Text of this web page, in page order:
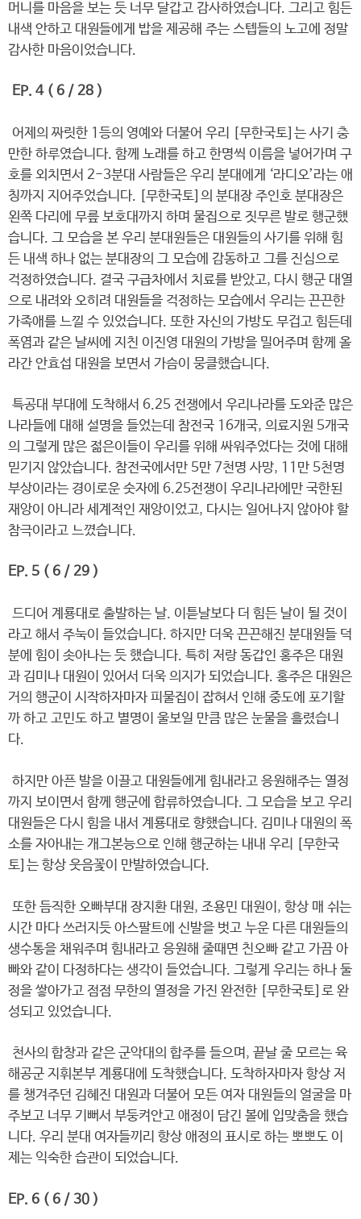
머니를 마음을 보는 듯 너무 달갑고 감사하였습니다. 그리고 힘든
내색 안하고 대원들에게 밥을 제공해 주는 스텝들의 노고에 정말
감사한 마음이었습니다.
EP. 4 ( 6 / 28 )
어제의 짜릿한 1등의 영예와 더불어 우리 [무한국토]는 사기 충
만한 하루였습니다. 함께 노래를 하고 한명씩 이름을 넣어가며 구
호를 외치면서 2-3분대 사람들은 우리 분대에게 ‘라디오’라는 애
칭까지 지어주었습니다. [무한국토]의 분대장 주인호 분대장은
왼쪽 다리에 무릎 보호대까지 하며 물집으로 짓무른 발로 행군했
습니다. 그 모습을 본 우리 분대원들은 대원들의 사기를 위해 힘
든 내색 하나 없는 분대장의 그 모습에 감동하고 그를 진심으로
걱정하였습니다. 결국 구급차에서 치료를 받았고, 다시 행군 대열
으로 내려와 오히려 대원들을 걱정하는 모습에서 우리는 끈끈한
가족애를 느낄 수 있었습니다. 또한 자신의 가방도 무겁고 힘든데
폭염과 같은 날씨에 지친 이진영 대원의 가방을 밀어주며 함께 올
라간 안효섭 대원을 보면서 가슴이 뭉클했습니다.
특공대 부대에 도착해서 6.25 전쟁에서 우리나라를 도와준 많은
나라들에 대해 설명을 들었는데 참전국 16개국, 의료지원 5개국
의 그렇게 많은 젊은이들이 우리를 위해 싸워주었다는 것에 대해
믿기지 않았습니다. 참전국에서만 5만 7천명 사망, 11만 5천명
부상이라는 경이로운 숫자에 6.25전쟁이 우리나라에만 국한된
재앙이 아니라 세계적인 재앙이었고, 다시는 일어나지 않아야 할
참극이라고 느꼈습니다.
EP. 5 ( 6 / 29 )
드디어 계룡대로 출발하는 날. 이튿날보다 더 힘든 날이 될 것이
라고 해서 주눅이 들었습니다. 하지만 더욱 끈끈해진 분대원들 덕
분에 힘이 솟아나는 듯 했습니다. 특히 저랑 동갑인 홍주은 대원
과 김미나 대원이 있어서 더욱 의지가 되었습니다. 홍주은 대원은
거의 행군이 시작하자마자 피물집이 잡혀서 인해 중도에 포기할
까 하고 고민도 하고 별명이 울보일 만큼 많은 눈물을 흘렸습니
다.
하지만 아픈 발을 이끌고 대원들에게 힘내라고 응원해주는 열정
까지 보이면서 함께 행군에 합류하였습니다. 그 모습을 보고 우리
대원들은 다시 힘을 내서 계룡대로 향했습니다. 김미나 대원의 폭
소를 자아내는 개그본능으로 인해 행군하는 내내 우리 [무한국
토]는 항상 웃음꽃이 만발하였습니다.
또한 듬직한 오빠부대 장지환 대원, 조용민 대원이, 항상 매 쉬는
시간 마다 쓰러지듯 아스팔트에 신발을 벗고 누운 다른 대원들의
생수통을 채워주며 힘내라고 응원해 줄때면 친오빠 같고 가끔 아
빠와 같이 다정하다는 생각이 들었습니다. 그렇게 우리는 하나 둘
정을 쌓아가고 점점 무한의 열정을 가진 완전한 [무한국토]로 완
성되고 있었습니다.
천사의 합창과 같은 군악대의 합주를 들으며, 끝날 줄 모르는 육
해공군 지휘본부 계룡대에 도착했습니다. 도착하자마자 항상 저
를 챙겨주던 김혜진 대원과 더불어 모든 여자 대원들의 얼굴을 마
주보고 너무 기뻐서 부둥켜안고 애정이 담긴 볼에 입맞춤을 했습
니다. 우리 분대 여자들끼리 항상 애정의 표시로 하는 뽀뽀도 이
제는 익숙한 습관이 되었습니다.
EP. 6 ( 6 / 30 )